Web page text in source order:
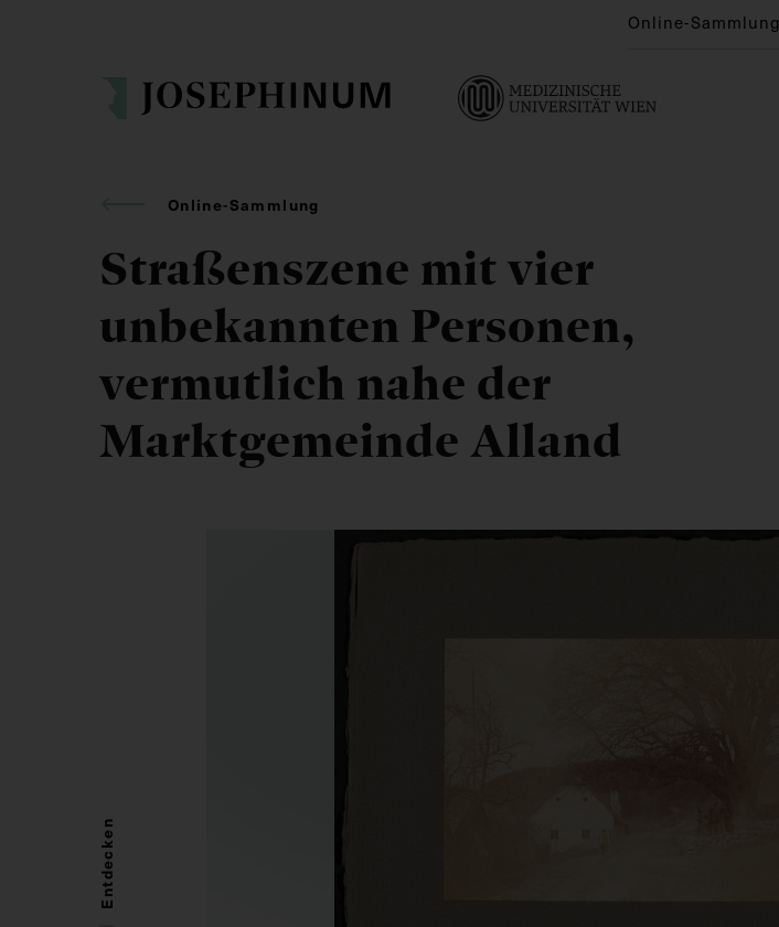
Online-Sammlung
Online-Sammlung
Straßenszene mit vier
unbekannten Personen,
vermutlich nahe der
Marktgemeinde Alland
Entdecken